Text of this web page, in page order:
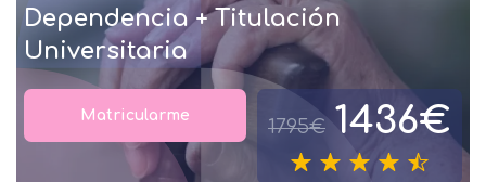
Dependencia + Titulación
Universitaria
1795€ 1436€
Matricularme